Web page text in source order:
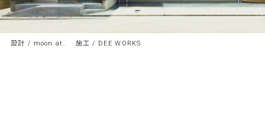
設計 / moon at. 施工 / DEE WORKS